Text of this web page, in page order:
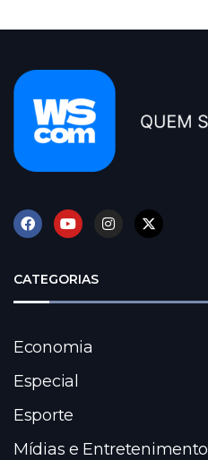
CATEGORIAS
Economia
Especial
Esporte
Mídias e Entretenimento